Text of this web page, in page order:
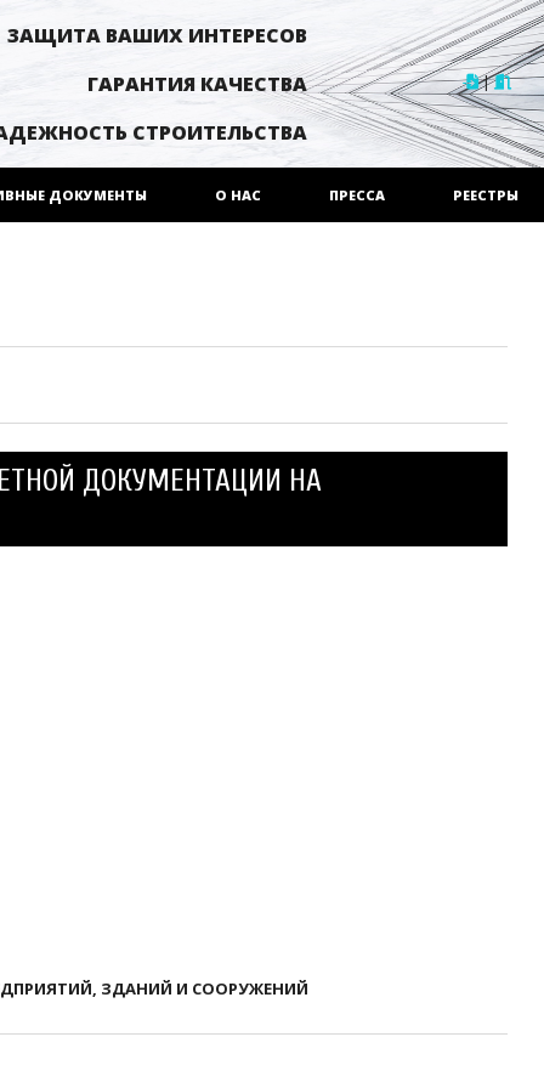
ЗАЩИТА ВАШИХ ИНТЕРЕСОВ
ГАРАНТИЯ КАЧЕСТВА
СТРОИТЕЛЬСТВА
|
ДОКУМЕНТЫ О НАС ПРЕССА РЕЕСТРЫ
ДОКУМЕНТАЦИИ НА
ЗДАНИЙ И СООРУЖЕНИЙ